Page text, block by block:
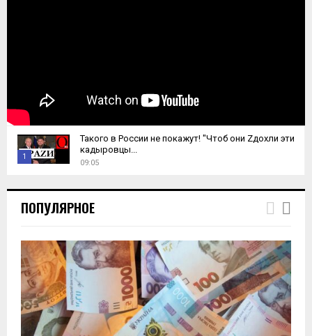
1
h
u
a
y
Такого в России не покажут! "Чтоб они Zдохли эти
кадыровцы...
09:05
ПОПУЛЯРНОЕ